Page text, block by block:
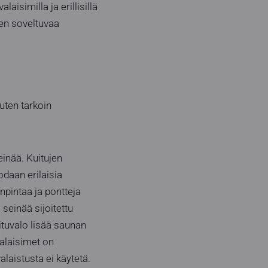
ja erillisillä
soveltuvaa
tarkoin
Kuitujen
erilaisia
ja pontteja
seinää sijoitettu
lisää saunan
on
ei käytetä.